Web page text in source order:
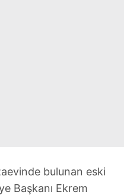
bulunan eski
Başkanı Ekrem